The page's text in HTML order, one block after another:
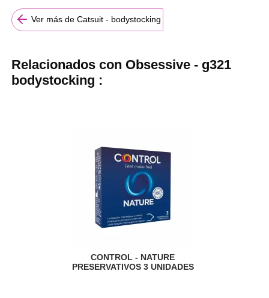
Ver más de Catsuit - bodystocking
Relacionados con Obsessive - g321
bodystocking :
CONTROL - NATURE
PRESERVATIVOS 3 UNIDADES